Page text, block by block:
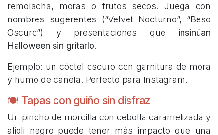
remolacha, moras o frutos secos. Juega con
nombres sugerentes (“Velvet Nocturno”, “Beso
Oscuro”) y presentaciones que insinúan
Halloween sin gritarlo.
Ejemplo: un cóctel oscuro con garnitura de mora
y humo de canela. Perfecto para Instagram.
🍽 Tapas con guiño sin disfraz
Un pincho de morcilla con cebolla caramelizada y
alioli negro puede tener más impacto que una